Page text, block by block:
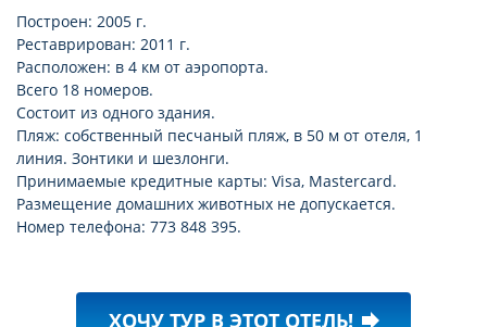
Построен: 2005 г.
Реставрирован: 2011 г.
Расположен: в 4 км от аэропорта.
Всего 18 номеров.
Состоит из одного здания.
Пляж: собственный песчаный пляж, в 50 м от отеля, 1
линия. Зонтики и шезлонги.
Принимаемые кредитные карты: Visa, Mastercard.
Размещение домашних животных не допускается.
Номер телефона: 773 848 395.
ХОЧУ ТУР В ЭТОТ ОТЕЛЬ! forward